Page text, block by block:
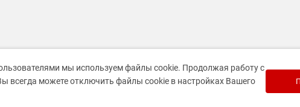
мы используем файлы cookie. Продолжая работу с
всегда можете отключить файлы cookie в настройках Вашего